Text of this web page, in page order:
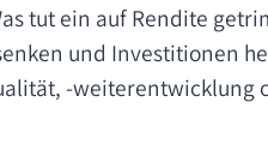
tut ein auf Rendite
und Investitionen
-weiterentwicklung